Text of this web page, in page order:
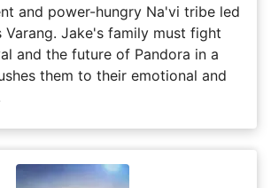
and power-hungry Na'vi tribe led
Varang. Jake's family must fight
and the future of Pandora in a
them to their emotional and